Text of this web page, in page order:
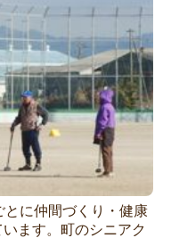
に仲間づくり・健康
ます。町のシニアク